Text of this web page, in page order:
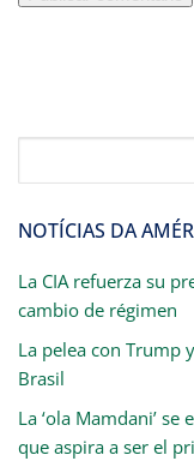
NOTÍCIAS DA
La CIA refuerza su
cambio de régimen
La pelea con Trump
Brasil
La ‘ola Mamdani’
que aspira a ser el